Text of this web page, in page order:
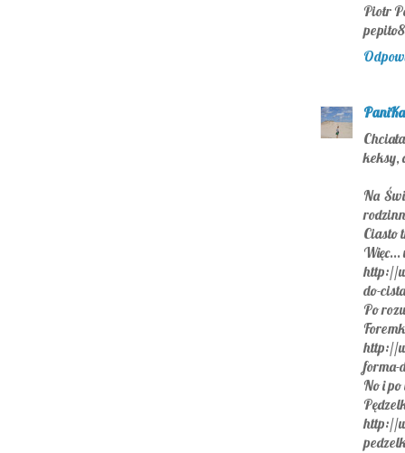
Piotr
PaniKa
keksy,
Na
Ciasto
Więc...
http://
do-
Po
http://
forma-
No i
http://